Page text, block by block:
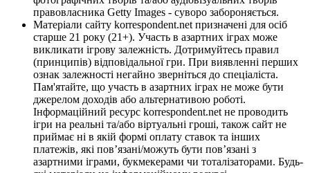
правовласника Getty Images - суворо забороняється.
Матеріали сайту korrespondent.net призначені для осіб
старше 21 року (21+). Участь в азартних іграх може
викликати ігрову залежність. Дотримуйтесь правил
(принципів) відповідальної гри. При виявленні перших
ознак залежності негайно зверніться до спеціаліста.
Пам'ятайте, що участь в азартних іграх не може бути
джерелом доходів або альтернативою роботі.
Інформаційний ресурс korrespondent.net не проводить
ігри на реальні та/або віртуальні гроші, також сайт не
приймає ні в якій формі оплату ставок та інших
платежів, які пов’язані/можуть бути пов’язані з
азартними іграми, букмекерами чи тоталізаторами. Будь-